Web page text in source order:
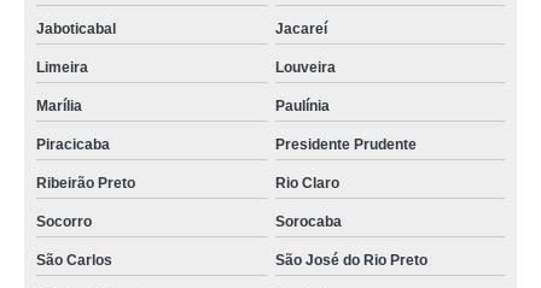
Jaboticabal Jacareí
Limeira Louveira
Marília Paulínia
Piracicaba Presidente Prudente
Ribeirão Preto Rio Claro
Socorro Sorocaba
São Carlos São José do Rio Preto